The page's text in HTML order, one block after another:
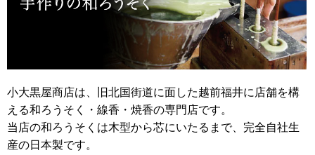
小大黒屋商店は、旧北国街道に面した越前福井に店舗を構
える和ろうそく・線香・焼香の専門店です。
当店の和ろうそくは木型から芯にいたるまで、完全自社生
産の日本製です。